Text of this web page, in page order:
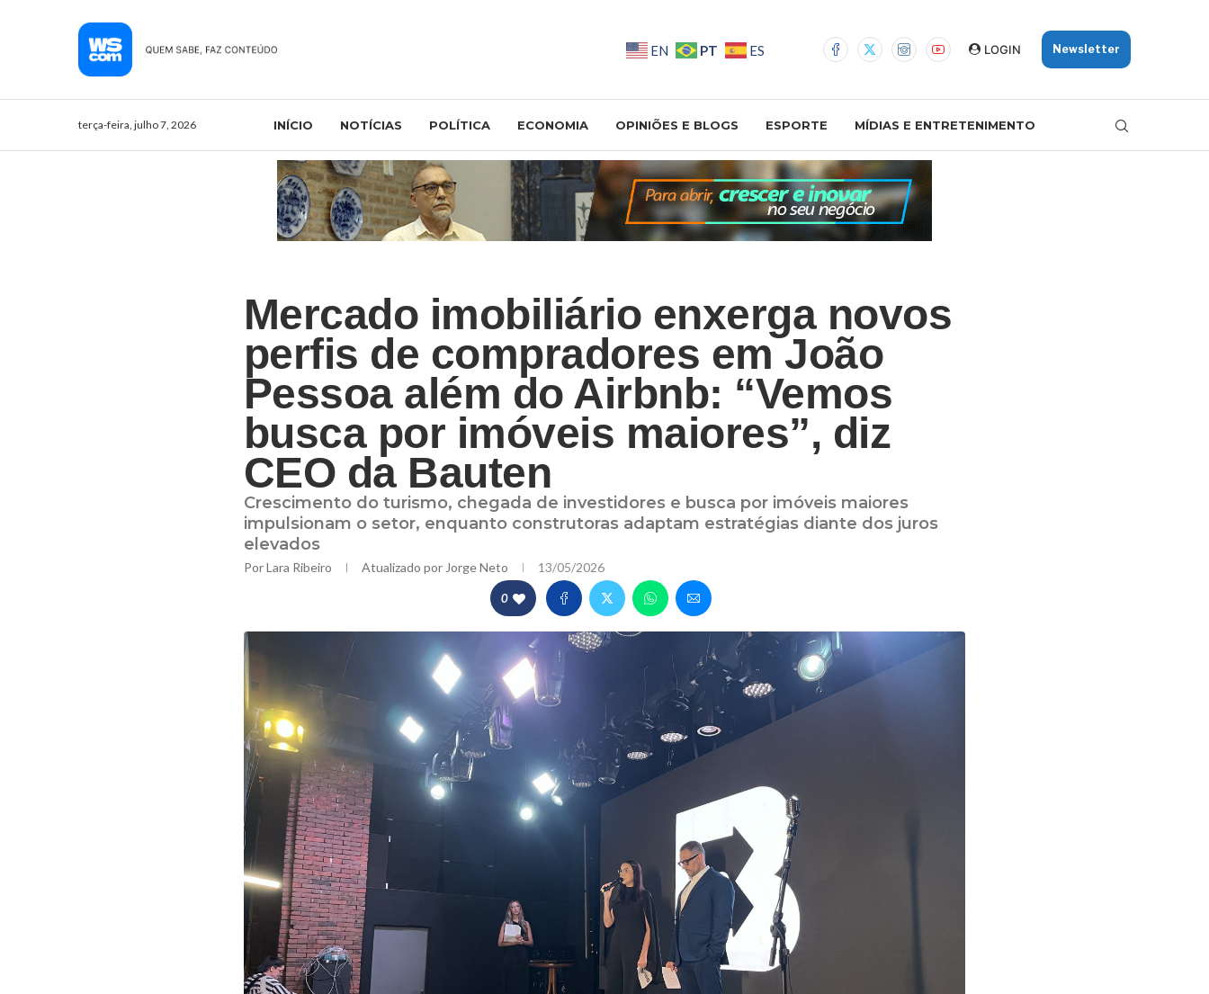
EN PT ES LOGIN Newsletter
terça-feira, julho 7, 2026 INÍCIO NOTÍCIAS POLÍTICA ECONOMIA OPINIÕES E BLOGS ESPORTE MÍDIAS E ENTRETENIMENTO
Mercado imobiliário enxerga novos
perfis de compradores em João
Pessoa além do Airbnb: “Vemos
busca por imóveis maiores”, diz
CEO da Bauten
Crescimento do turismo, chegada de investidores e busca por imóveis maiores
impulsionam o setor, enquanto construtoras adaptam estratégias diante dos juros
elevados
PorLara Ribeiro Atualizado porJorge Neto 13/05/2026
0